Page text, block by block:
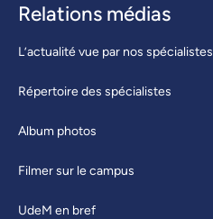
Relations médias
L’actualité vue par nos spécialistes
Répertoire des spécialistes
Album photos
Filmer sur le campus
UdeM en bref